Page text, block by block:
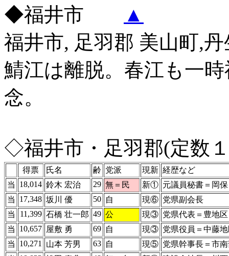
◆福井市
▲
福井市, 足羽郡 美山町,
鯖江は離脱。春江も一
念。
◇福井市・足羽郡(定数
得票 氏名 齢 党派 現新 経歴など
当
18,014 鈴木 宏治 29 無＝民 新① 元議員秘書＝岡
当
17,348 坂川 優 50 自 現⑥ 党県副会長
当
11,399 石橋 壮一郎 49 公 現③ 党県代表＝豊地区
当
10,657 屋敷 勇 69 自 現③ 党県役員＝中藤
当
10,271 山本 芳男 63 自 現⑤ 党県幹事長＝市